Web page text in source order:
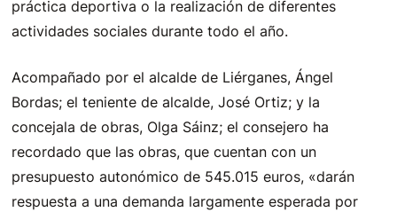
práctica deportiva o la realización de diferentes
actividades sociales durante todo el año.
Acompañado por el alcalde de Liérganes, Ángel
Bordas; el teniente de alcalde, José Ortiz; y la
concejala de obras, Olga Sáinz; el consejero ha
recordado que las obras, que cuentan con un
presupuesto autonómico de 545.015 euros, «darán
respuesta a una demanda largamente esperada por